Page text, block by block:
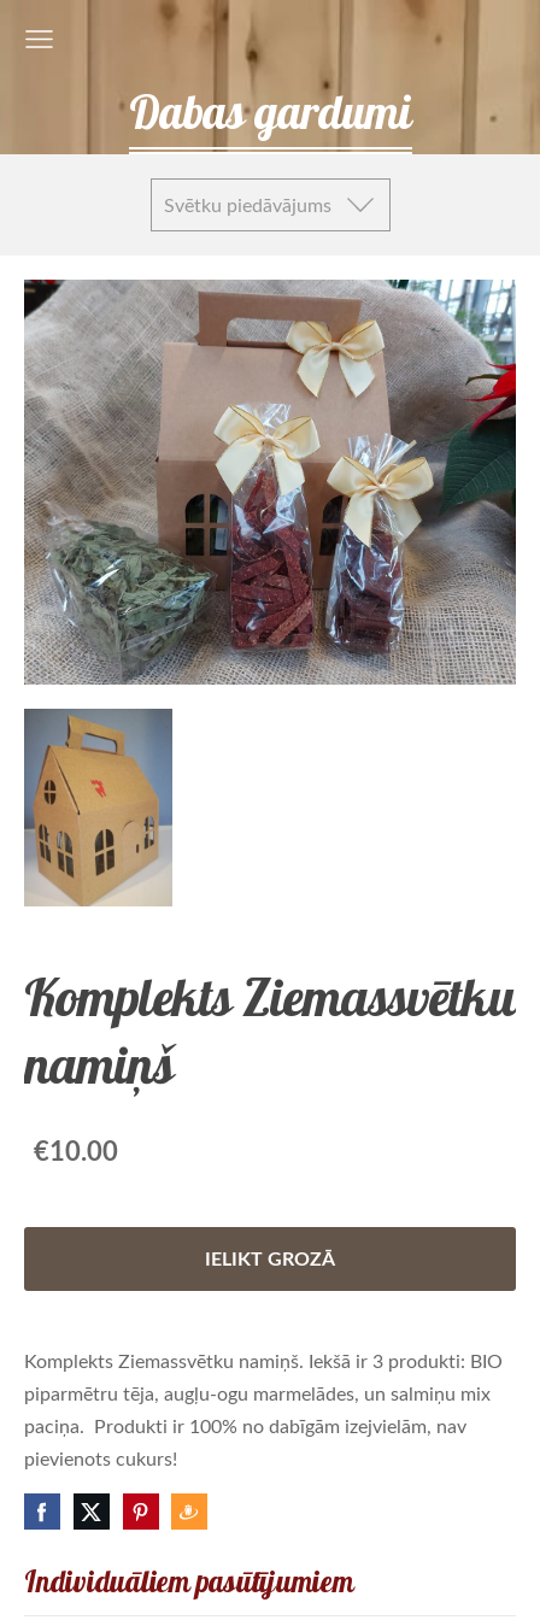
Dabas gardumi
Svētku piedāvājums
Individuāliem pasūtījumiem
Komplekts Ziemassvētku
namiņš
€10.00
IELIKT GROZĀ
Komplekts Ziemassvētku namiņš. Iekšā ir 3 produkti: BIO
piparmētru tēja, augļu-ogu marmelādes, un salmiņu mix
paciņa. Produkti ir 100% no dabīgām izejvielām, nav
pievienots cukurs!